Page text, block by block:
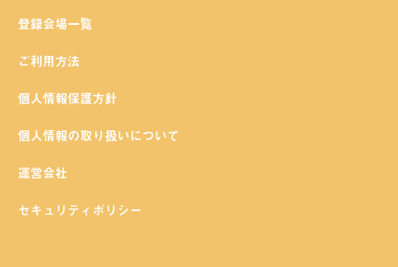
登録会場一覧
ご利用方法
個人情報保護方針
個人情報の取り扱いについて
運営会社
セキュリティポリシー